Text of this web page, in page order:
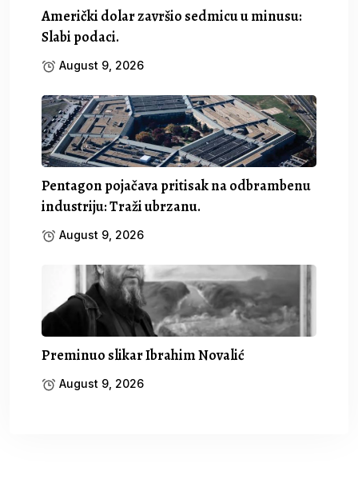
Američki dolar završio sedmicu u minusu:
Slabi podaci.
August 9, 2026
Pentagon pojačava pritisak na odbrambenu
industriju: Traži ubrzanu.
August 9, 2026
Preminuo slikar Ibrahim Novalić
August 9, 2026